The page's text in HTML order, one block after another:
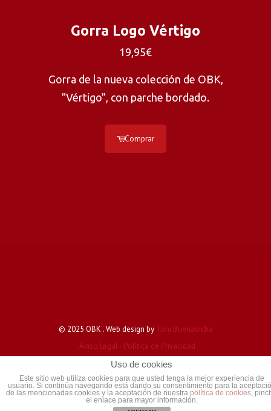
Gorra Logo Vértigo
19,95€
Gorra de la nueva colección de OBK,
"Vértigo", con parche bordado.
Comprar
© 2025 OBK . Web design by Toni Buenadicha
· Aviso Legal · Política de Privacidad
Uso de cookies
Este sitio web utiliza cookies para que usted tenga la mejor experiencia de
usuario. Si continúa navegando está dando su consentimiento para la
de las mencionadas cookies y la aceptación de nuestra política de cookies,
el enlace para mayor información.